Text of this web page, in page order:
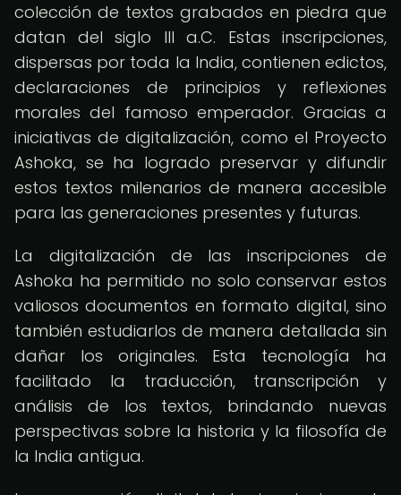
colección de textos grabados en piedra que
datan del siglo III a.C. Estas inscripciones,
dispersas por toda la India, contienen edictos,
declaraciones de principios y reflexiones
morales del famoso emperador. Gracias a
iniciativas de digitalización, como el Proyecto
Ashoka, se ha logrado preservar y difundir
estos textos milenarios de manera accesible
para las generaciones presentes y futuras.
La digitalización de las inscripciones de
Ashoka ha permitido no solo conservar estos
valiosos documentos en formato digital, sino
también estudiarlos de manera detallada sin
dañar los originales. Esta tecnología ha
facilitado la traducción, transcripción y
análisis de los textos, brindando nuevas
perspectivas sobre la historia y la filosofía de
la India antigua.